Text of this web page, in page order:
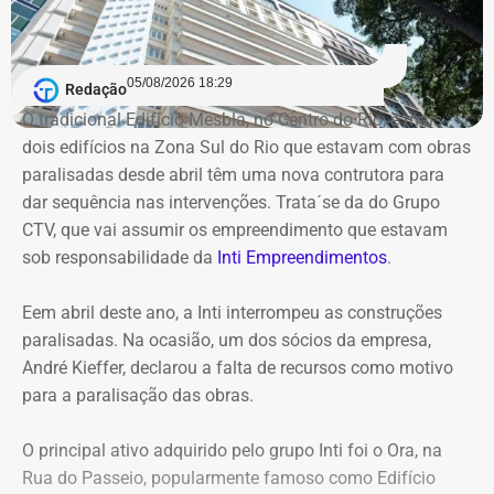
Segundo a atual gestão, os levantamentos preliminares
indicam que o instituto vinha sendo utilizado para
descentralizar recursos públicos por meio de
contratações com baixo nível de controle, aproveitando a
maior flexibilidade financeira conferida à natureza
jurídica da autarquia.
COM INFORMAÇÕES DO RJ2/TV GLOBO
Redação05/08/2026 18:29
O tradicional Edifício Mesbla, no Centro do Rio, e mais
dois edifícios na Zona Sul do Rio que estavam com obras
paralisadas desde abril têm uma nova contrutora para
dar sequência nas intervenções. Trata´se da do Grupo
CTV, que vai assumir os empreendimento que estavam
sob responsabilidade da Inti Empreendimentos.
Eem abril deste ano, a Inti interrompeu as construções
paralisadas. Na ocasião, um dos sócios da empresa,
André Kieffer, declarou a falta de recursos como motivo
para a paralisação das obras.
O principal ativo adquirido pelo grupo Inti foi o Ora, na
Rua do Passeio, popularmente famoso como Edifício